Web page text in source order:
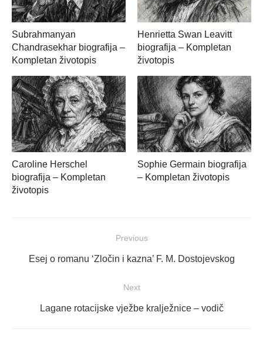
Subrahmanyan
Chandrasekhar biografija –
Kompletan životopis
Henrietta Swan Leavitt
biografija – Kompletan
životopis
Caroline Herschel
biografija – Kompletan
životopis
Sophie Germain biografija
– Kompletan životopis
objava
Previous
Previous
Esej o romanu ‘Zločin i kazna’ F. M. Dostojevskog
Next
Next
Lagane rotacijske vježbe kralježnice – vodič